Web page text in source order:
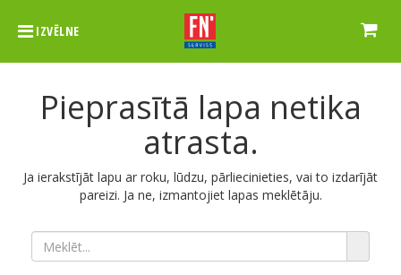
IZVĒLNE
Pieprasītā lapa netika
atrasta.
Ja ierakstījāt lapu ar roku, lūdzu, pārliecinieties, vai to izdarījāt
pareizi. Ja ne, izmantojiet lapas meklētāju.